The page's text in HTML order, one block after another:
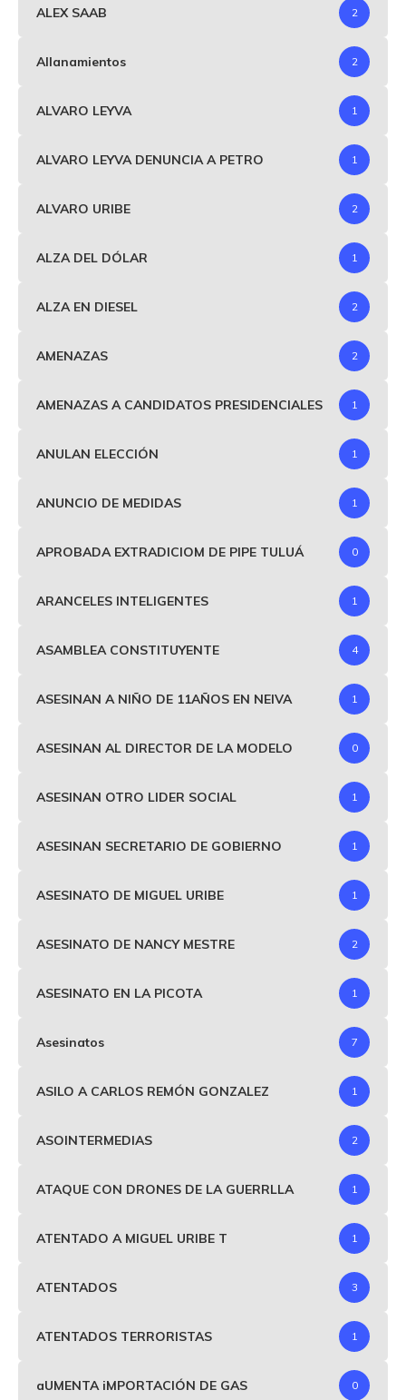
ALEX SAAB 2
Allanamientos 2
ALVARO LEYVA 1
ALVARO LEYVA DENUNCIA A PETRO 1
ALVARO URIBE 2
ALZA DEL DÓLAR 1
ALZA EN DIESEL 2
AMENAZAS 2
AMENAZAS A CANDIDATOS PRESIDENCIALES 1
ANULAN ELECCIÓN 1
ANUNCIO DE MEDIDAS 1
APROBADA EXTRADICIOM DE PIPE TULUÁ 0
ARANCELES INTELIGENTES 1
ASAMBLEA CONSTITUYENTE 4
ASESINAN A NIÑO DE 11AÑOS EN NEIVA 1
ASESINAN AL DIRECTOR DE LA MODELO 0
ASESINAN OTRO LIDER SOCIAL 1
ASESINAN SECRETARIO DE GOBIERNO 1
ASESINATO DE MIGUEL URIBE 1
ASESINATO DE NANCY MESTRE 2
ASESINATO EN LA PICOTA 1
Asesinatos 7
ASILO A CARLOS REMÓN GONZALEZ 1
ASOINTERMEDIAS 2
ATAQUE CON DRONES DE LA GUERRLLA 1
ATENTADO A MIGUEL URIBE T 1
ATENTADOS 3
ATENTADOS TERRORISTAS 1
aUMENTA iMPORTACIÓN DE GAS 0